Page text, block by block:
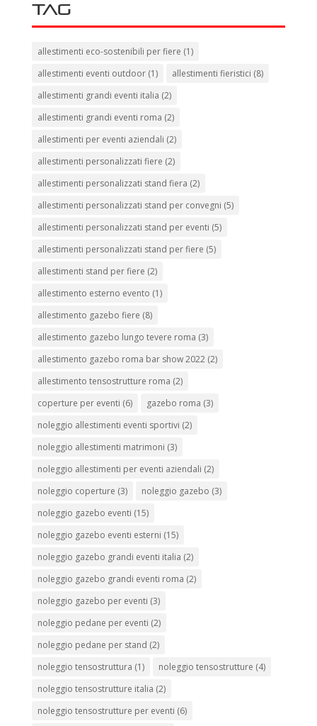
Tag
allestimenti eco-sostenibili per fiere (1)
allestimenti eventi outdoor(1) allestimenti fieristici (8)
allestimenti grandi eventi italia (2)
allestimenti grandi eventi roma (2)
allestimenti per eventi aziendali (2)
allestimenti personalizzati fiere (2)
allestimenti personalizzati stand fiera (2)
allestimenti personalizzati stand per convegni (5)
allestimenti personalizzati stand per eventi (5)
allestimenti personalizzati stand per fiere (5)
allestimenti stand per fiere (2)
allestimento esterno evento (1)
allestimento gazebo fiere (8)
allestimento gazebo lungo tevere roma (3)
allestimento gazebo roma bar show 2022(2)
allestimento tensostrutture roma (2)
coperture per eventi (6) gazebo roma (3)
noleggio allestimenti eventi sportivi (2)
noleggio allestimenti matrimoni (3)
noleggio allestimenti per eventi aziendali (2)
noleggio coperture (3) noleggio gazebo (3)
noleggio gazebo eventi (15)
noleggio gazebo eventi esterni (15)
noleggio gazebo grandi eventi italia (2)
noleggio gazebo grandi eventi roma (2)
noleggio gazebo per eventi (3)
noleggio pedane per eventi (2)
noleggio pedane per stand (2)
noleggio tensostruttura (1) noleggio tensostrutture (4)
noleggio tensostrutture italia (2)
noleggio tensostrutture per eventi (6)